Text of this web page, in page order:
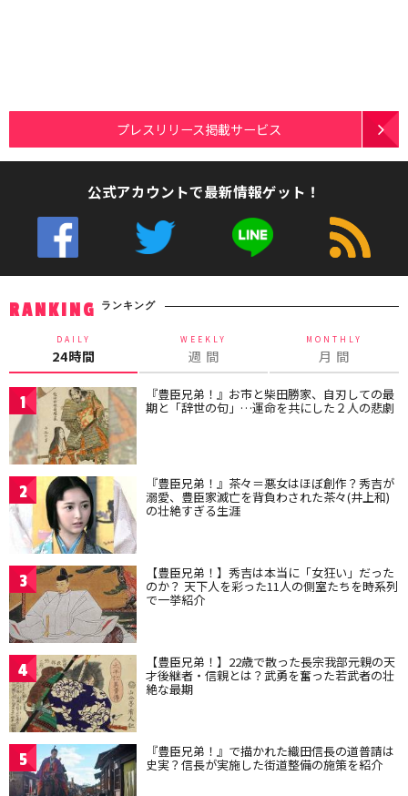
プレスリリース掲載サービス
公式アカウントで最新情報ゲット！
RANKING ランキング
DAILY
24時間
WEEKLY
週 間
MONTHLY
月 間
1 『豊臣兄弟！』お市と柴田勝家、自刃しての最
期と「辞世の句」…運命を共にした２人の悲劇
2 『豊臣兄弟！』茶々＝悪女はほぼ創作？秀吉が
溺愛、豊臣家滅亡を背負わされた茶々(井上和)
の壮絶すぎる生涯
3 【豊臣兄弟！】秀吉は本当に「女狂い」だった
のか？ 天下人を彩った11人の側室たちを時系列
で一挙紹介
4 【豊臣兄弟！】22歳で散った長宗我部元親の天
才後継者・信親とは？武勇を奮った若武者の壮
絶な最期
5 『豊臣兄弟！』で描かれた織田信長の道普請は
史実？信長が実施した街道整備の施策を紹介